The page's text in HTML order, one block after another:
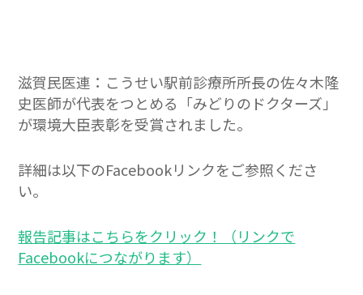
滋賀民医連：こうせい駅前診療所所長の佐々木隆
史医師が代表をつとめる「みどりのドクターズ」
が環境大臣表彰を受賞されました。
詳細は以下のFacebookリンクをご参照くださ
い。
報告記事はこちらをクリック！（リンクで
Facebookにつながります）